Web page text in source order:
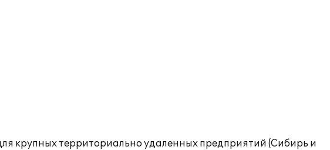
крупных территориально удаленных предприятий (Сибирь и